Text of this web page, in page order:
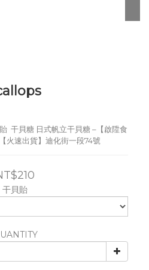
干貝糖 日式帆立干貝糖 –【啟陞食
火速出貨】迪化街一段74號
干貝貽